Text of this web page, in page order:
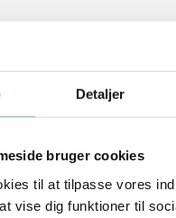
Detaljer
bruger cookies
til at tilpasse vores
vise dig funktioner til
du